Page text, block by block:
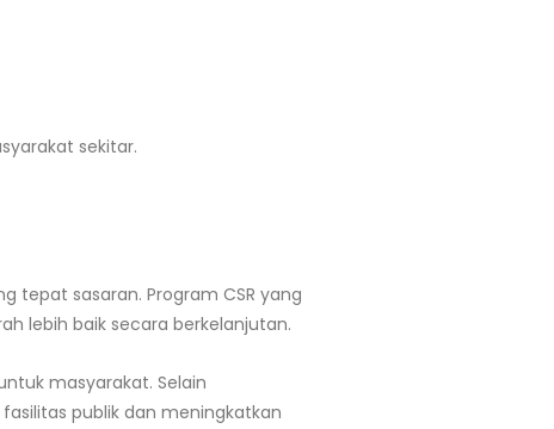
sekitar.
tepat sasaran. Program CSR yang
lebih baik secara berkelanjutan.
masyarakat. Selain
publik dan meningkatkan